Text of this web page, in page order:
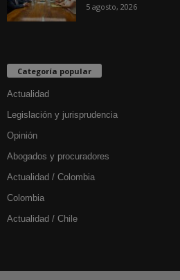
5 agosto, 2026
Categoría popular
Actualidad
Legislación y jurisprudencia
Opinión
Abogados y procuradores
Actualidad / Colombia
Colombia
Actualidad / Chile